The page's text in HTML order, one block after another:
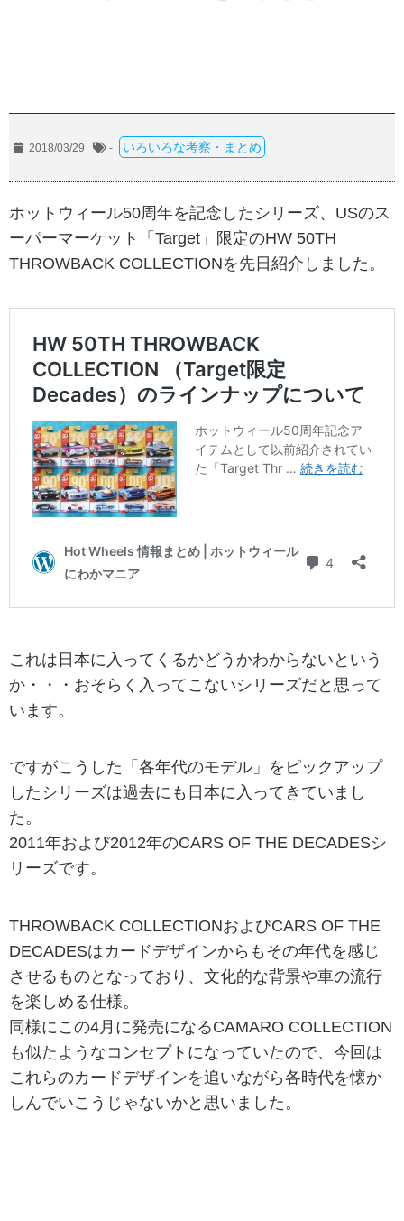
2018/03/29 - いろいろな考察・まとめ
ホットウィール50周年を記念したシリーズ、USのス
ーパーマーケット「Target」限定のHW 50TH
THROWBACK COLLECTIONを先日紹介しました。
これは日本に入ってくるかどうかわからないという
か・・・おそらく入ってこないシリーズだと思って
います。
ですがこうした「各年代のモデル」をピックアップ
したシリーズは過去にも日本に入ってきていまし
た。
2011年および2012年のCARS OF THE DECADESシ
リーズです。
THROWBACK COLLECTIONおよびCARS OF THE
DECADESはカードデザインからもその年代を感じ
させるものとなっており、文化的な背景や車の流行
を楽しめる仕様。
同様にこの4月に発売になるCAMARO COLLECTION
も似たようなコンセプトになっていたので、今回は
これらのカードデザインを追いながら各時代を懐か
しんでいこうじゃないかと思いました。